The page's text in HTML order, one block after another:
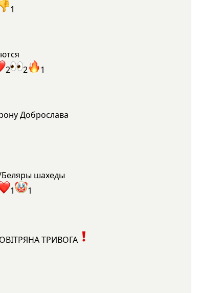
1
2 2 1
Доброслава
шахеды
1 1
ТРИВОГА